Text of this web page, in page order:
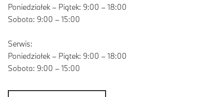
Poniedziałek – Piątek: 9:00 – 18:00
Sobota: 9:00 – 15:00
Serwis:
Poniedziałek – Piątek: 9:00 – 18:00
Sobota: 9:00 – 15:00